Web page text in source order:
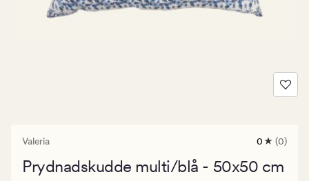
Valeria
0
med
0 (0)
Prydnadskudde multi/blå - 50x50 cm